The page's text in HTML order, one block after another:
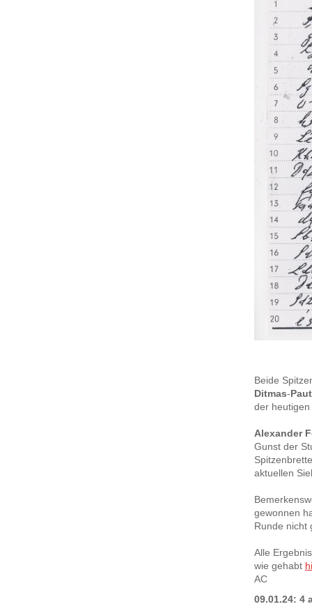
Beide
Ditmas-
der
Alexander
Gunst der
aktuellen
gewonnen
Runde nicht
Alle
wie gehabt
AC
09.01.24: 4